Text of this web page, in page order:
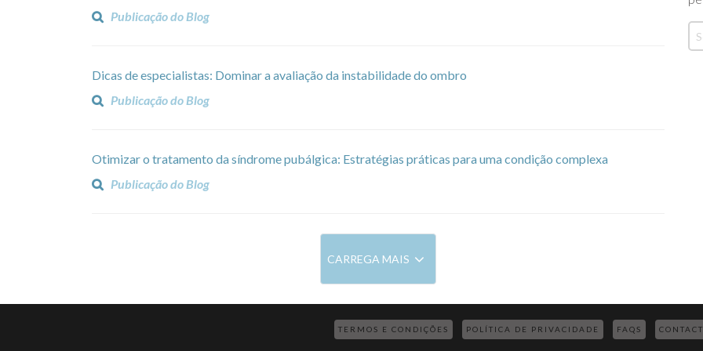
Publicação do Blog
Dicas de especialistas: Dominar a avaliação da instabilidade do ombro
Publicação do Blog
Otimizar o tratamento da síndrome pubálgica: Estratégias práticas para uma condição complexa
Publicação do Blog
CARREGA MAIS
TERMOS E CONDIÇÕES POLÍTICA DE PRIVACIDADE FAQS